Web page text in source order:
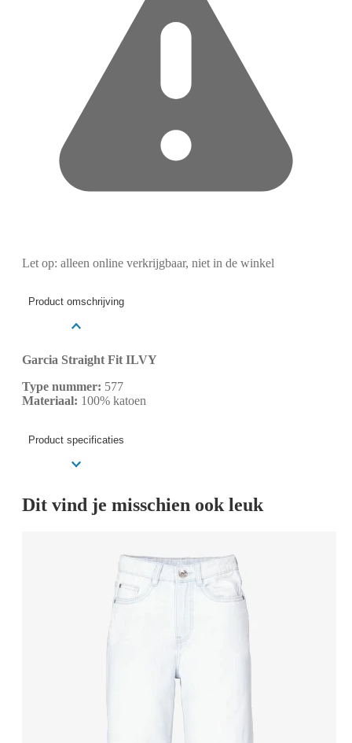
Let op: alleen online verkrijgbaar, niet in de winkel
Product omschrijving
Garcia Straight Fit ILVY
Type nummer: 577
Materiaal: 100% katoen
Product specificaties
Dit vind je misschien ook leuk